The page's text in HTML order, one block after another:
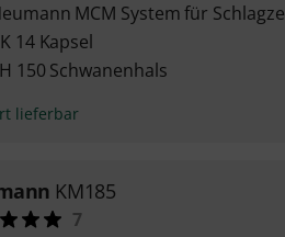
MCM System für
14 Kapsel
150 Schwanenhals
lieferbar
KM185
7